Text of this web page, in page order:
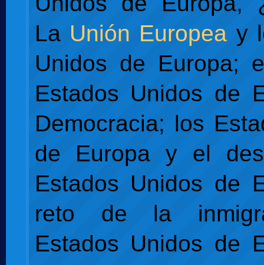
La Unión Europea y
Unidos de Europa;
Estados Unidos de
Democracia; los
de Europa y el
Estados Unidos de
reto de la
Estados Unidos de